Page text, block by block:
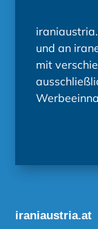
und an
mit
iraniaustria.at